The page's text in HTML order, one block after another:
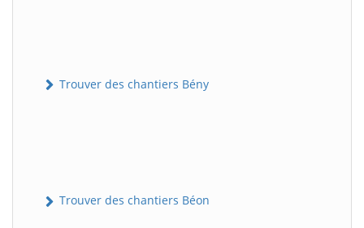
Trouver des chantiers Bény
Trouver des chantiers Béon